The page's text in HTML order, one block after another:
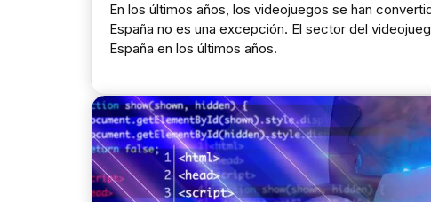
En los últimos años, los videojuegos se han
España no es una excepción. El sector del
España en los últimos años.